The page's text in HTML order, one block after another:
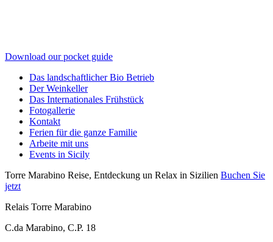
Download our pocket guide
Das landschaftlicher Bio Betrieb
Der Weinkeller
Das Internationales Frühstück
Fotogallerie
Kontakt
Ferien für die ganze Familie
Arbeite mit uns
Events in Sicily
Torre Marabino Reise, Entdeckung un Relax in Sizilien Buchen Sie
jetzt
Relais Torre Marabino
C.da Marabino, C.P. 18